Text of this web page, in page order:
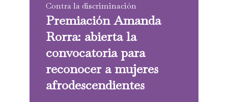
Contra la discriminación
Premiación Amanda
Rorra: abierta la
convocatoria para
reconocer a mujeres
afrodescendientes